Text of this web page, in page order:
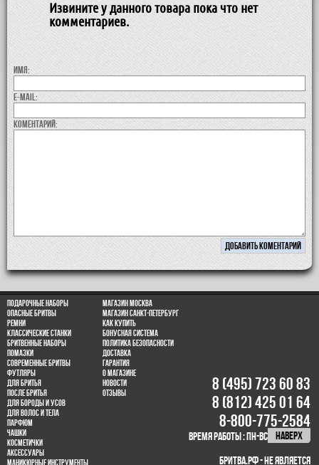
Извините у данного товара пока что нет
комментариев.
Имя:
E-MAIL:
коментарий:
Подарочные наборы
Опасные бритвы
Ремни
Классические станки
Бритвенные наборы
Помазки
Современные бритвы
Футляры
Для бритья
После бритья
Для бороды и усов
для волос и тела
парфюм
Чашки
Косметички
Аксессуары
Маникюрные инструменты
Магазин Москва
Магазин Санкт-Петербург
Как купить
Бонусная система
Политика безопасности
Доставка
Гарантия
О магазине
Новости
Отзывы
8 (495) 723 60 83
8 (812) 425 01 64
8-800-775-2584
время работы : пн-вс 10.00-21.00
Бритва.РФ - не является
НАВЕРХ